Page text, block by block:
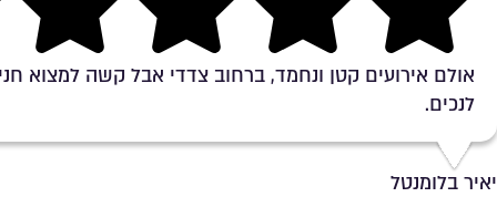
Rating 4.3 out of 5
אולם אירועים קטן ונחמד, ברחוב צדדי אבל קשה למצוא
לנכים.
יאיר בלומנטל